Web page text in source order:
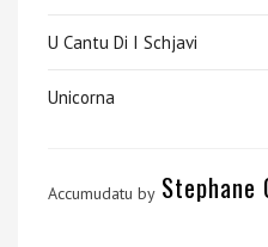
U Cantu Di I Schjavi
Unicorna
Accumudatu by